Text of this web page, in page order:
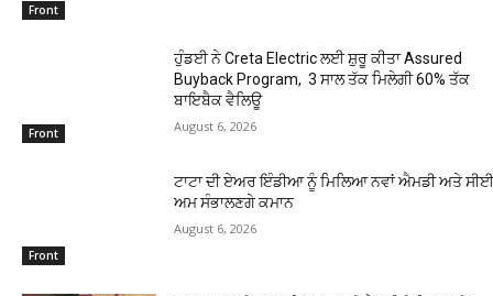
Front
Front
ਹੁੰਡਈ ਨੇ Creta Electric ਲਈ ਸ਼ੁਰੂ ਕੀਤਾ Assured
Buyback Program, 3 ਸਾਲ ਤੱਕ ਮਿਲੇਗੀ 60% ਤੱਕ
ਬਾਇਬੈਕ ਵੈਲਿਊ
August 6, 2026
Front
ਟਾਟਾ ਦੀ ਏਅਰ ਇੰਡੀਆ ਨੂੰ ਮਿਲਿਆ ਨਵਾਂ ਐਮਡੀ ਅਤੇ
ਅਮ ਸੰਭਾਲਣਗੇ ਕਮਾਨ
August 6, 2026